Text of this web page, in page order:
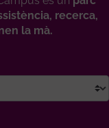
recerca,
la mà.